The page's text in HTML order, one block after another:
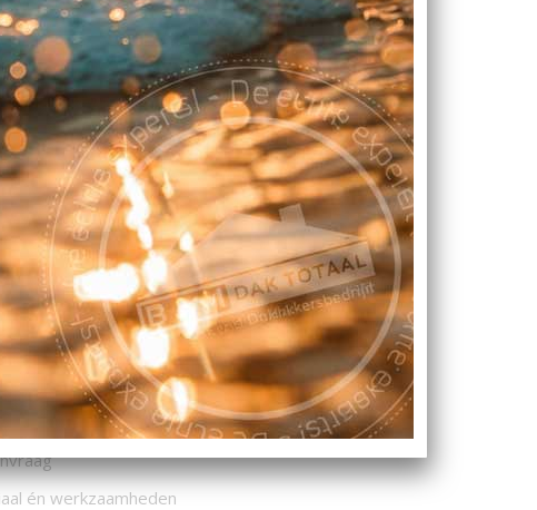
VAN DAKISOLATIE
– Minder warmteverlies via het dak
besparing– Circa 340 m³ minder gasverbruik
– Warmer in de winter, koeler in de zomer
– Hogere woningwaarde
– Bij Rd-waarde ≥3,5 m²K/W
voor B&M Dak-Totaal?
reviewsop Google (4,9 sterren)
– u komt in aanmerking voorISDE-subsidie
advies op maat
én werkzaamheden